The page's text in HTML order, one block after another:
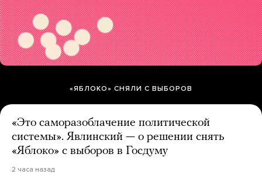
«ЯБЛОКО» СНЯЛИ С ВЫБОРОВ
«Это саморазоблачение политической
системы». Явлинский — о решении снять
«Яблоко» с выборов в Госдуму
2 часа назад